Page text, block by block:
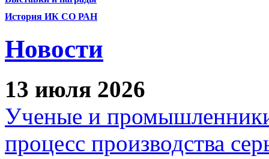
История ИК СО РАН
Новости
13 июля 2026
Ученые и
процесс производства